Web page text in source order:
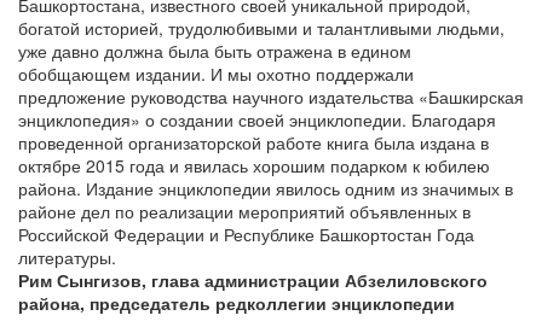
Башкортостана, известного своей уникальной природой,
богатой историей, трудолюбивыми и талантливыми людьми,
уже давно должна была быть отражена в едином
обобщающем издании. И мы охотно поддержали
предложение руководства научного издательства «Башкирская
энциклопедия» о создании своей энциклопедии. Благодаря
проведенной организаторской работе книга была издана в
октябре 2015 года и явилась хорошим подарком к юбилею
района. Издание энциклопедии явилось одним из значимых в
районе дел по реализации мероприятий объявленных в
Российской Федерации и Республике Башкортостан Года
литературы.
Рим Сынгизов, глава администрации Абзелиловского
района, председатель редколлегии энциклопедии